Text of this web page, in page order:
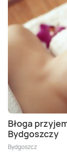
Błoga
Bydgoszczy
Bydgoszcz